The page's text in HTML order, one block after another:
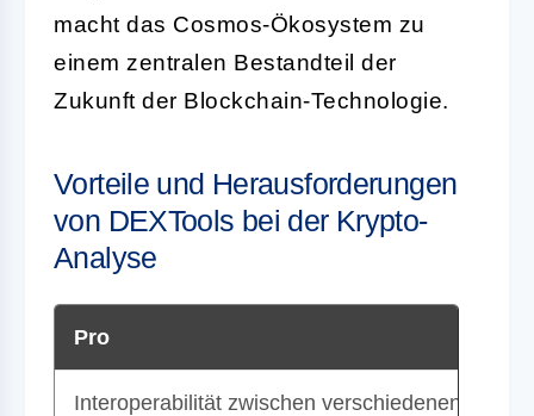
macht das Cosmos-Ökosystem zu
einem zentralen Bestandteil der
Zukunft der Blockchain-Technologie.
Vorteile und Herausforderungen
von DEXTools bei der Krypto-
Analyse
Pro
Interoperabilität zwischen verschiedenen Chains